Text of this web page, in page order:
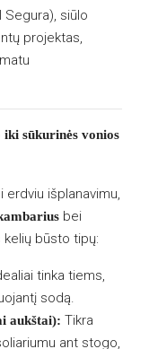
Segura), siūlo
projektas,
sūkurinės vonios
išplanavimu,
bei
kelių būsto tipų:
tinka tiems,
sodą.
aukštai): Tikra
ant stogo,